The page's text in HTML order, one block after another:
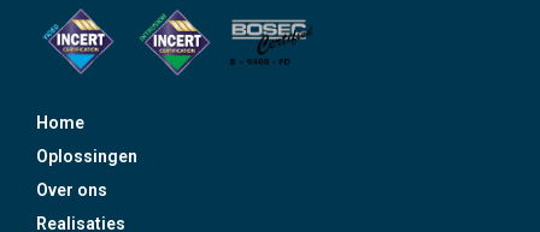
Home
Oplossingen
Over ons
Realisaties